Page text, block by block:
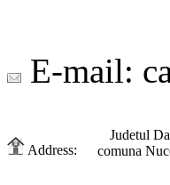
E-mail:
Address:
Judetul
comuna